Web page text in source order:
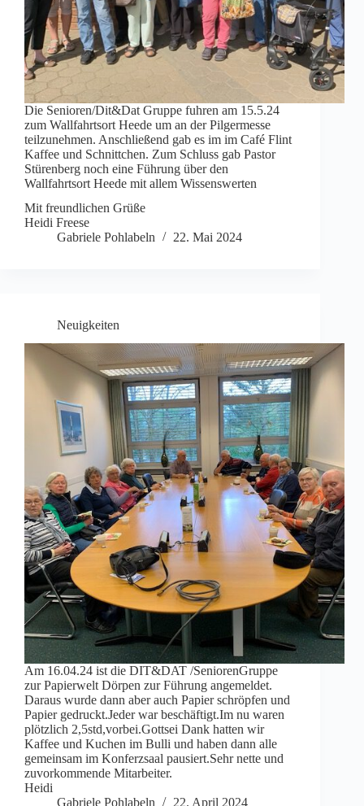
Die Senioren/Dit&Dat Gruppe fuhren am 15.5.24
zum Wallfahrtsort Heede um an der Pilgermesse
teilzunehmen. Anschließend gab es im im Café Flint
Kaffee und Schnittchen. Zum Schluss gab Pastor
Stürenberg noch eine Führung über den
Wallfahrtsort Heede mit allem Wissenswerten
Mit freundlichen Grüße
Heidi Freese
Gabriele Pohlabeln
22. Mai 2024
Neuigkeiten
Am 16.04.24 ist die DIT&DAT /SeniorenGruppe
zur Papierwelt Dörpen zur Führung angemeldet.
Daraus wurde dann aber auch Papier schröpfen und
Papier gedruckt.Jeder war beschäftigt.Im nu waren
plötzlich 2,5std,vorbei.Gottsei Dank hatten wir
Kaffee und Kuchen im Bulli und haben dann alle
gemeinsam im Konferzsaal pausiert.Sehr nette und
zuvorkommende Mitarbeiter.
Heidi
Gabriele Pohlabeln
22. April 2024